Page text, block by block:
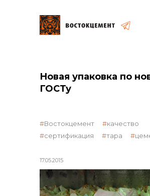
объявленные закупки
Новая упаковка по
ГОСТу
17.05.2015
Востокцемент
качество
сертификация
тара